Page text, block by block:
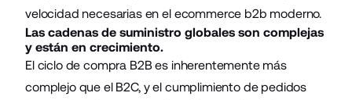
velocidad necesarias en el ecommerce b2b moderno.
Las cadenas de suministro globales son complejas
y están en crecimiento.
El ciclo de compra B2B es inherentemente más
complejo que el B2C, y el cumplimiento de pedidos